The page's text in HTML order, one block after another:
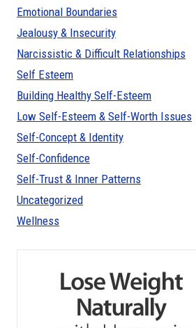
Emotional Boundaries
Jealousy & Insecurity
Narcissistic & Difficult Relationships
Self Esteem
Building Healthy Self-Esteem
Low Self-Esteem & Self-Worth Issues
Self-Concept & Identity
Self-Confidence
Self-Trust & Inner Patterns
Uncategorized
Wellness